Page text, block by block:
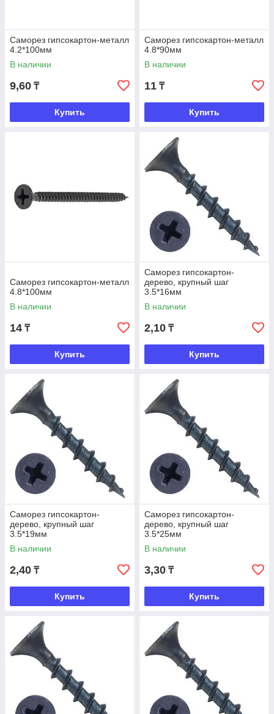
Саморез гипсокартон-металл
4.2*100мм
В наличии
9,60 ₸
Купить
Саморез гипсокартон-металл
4.8*90мм
В наличии
11 ₸
Купить
Саморез гипсокартон-металл
4.8*100мм
В наличии
14 ₸
Купить
Саморез гипсокартон-
дерево, крупный шаг
3.5*16мм
В наличии
2,10 ₸
Купить
Саморез гипсокартон-
дерево, крупный шаг
3.5*19мм
В наличии
2,40 ₸
Купить
Саморез гипсокартон-
дерево, крупный шаг
3.5*25мм
В наличии
3,30 ₸
Купить